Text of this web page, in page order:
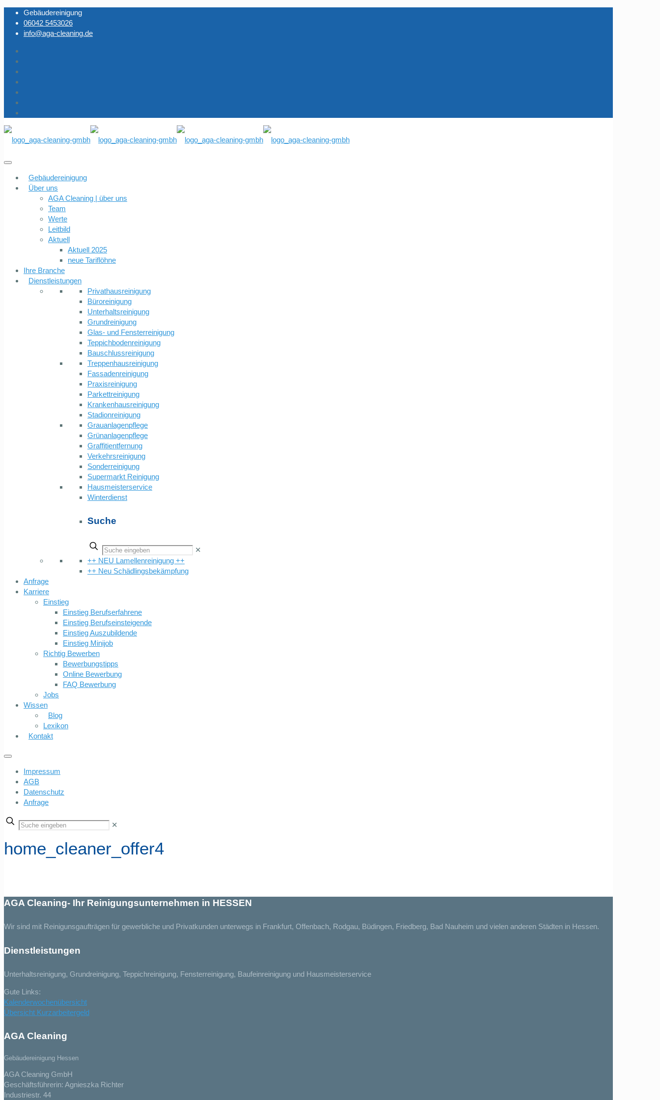
Gebäudereinigung
06042 5453026
info@aga-cleaning.de
Gebäudereinigung
Über uns
AGA Cleaning | über uns
Team
Werte
Leitbild
Aktuell
Aktuell 2025
neue Tariflöhne
Ihre Branche
Dienstleistungen
Privathausreinigung
Büroreinigung
Unterhaltsreinigung
Grundreinigung
Glas- und Fensterreinigung
Teppichbodenreinigung
Bauschlussreinigung
Treppenhausreinigung
Fassadenreinigung
Praxisreinigung
Parkettreinigung
Krankenhausreinigung
Stadionreinigung
Grauanlagenpflege
Grünanlagenpflege
Graffitientfernung
Verkehrsreinigung
Sonderreinigung
Supermarkt Reinigung
Hausmeisterservice
Winterdienst
Suche
✕
++ NEU Lamellenreinigung ++
++ Neu Schädlingsbekämpfung
Anfrage
Karriere
Einstieg
Einstieg Berufserfahrene
Einstieg Berufseinsteigende
Einstieg Auszubildende
Einstieg Minijob
Richtig Bewerben
Bewerbungstipps
Online Bewerbung
FAQ Bewerbung
Jobs
Wissen
Blog
Lexikon
Kontakt
Impressum
AGB
Datenschutz
Anfrage
✕
home_cleaner_offer4
AGA Cleaning- Ihr Reinigungsunternehmen in HESSEN
Wir sind mit Reinigunsgaufträgen für gewerbliche und Privatkunden unterwegs in Frankfurt, Offenbach, Rodgau, Büdingen, Friedberg, Bad Nauheim und vielen anderen Städten in Hessen.
Dienstleistungen
Unterhaltsreinigung, Grundreinigung, Teppichreinigung, Fensterreinigung, Baufeinreinigung und Hausmeisterservice
Gute Links:
Kalenderwochenübersicht
Übersicht Kurzarbeitergeld
AGA Cleaning
Gebäudereinigung Hessen
AGA Cleaning GmbH
Geschäftsführerin: Agnieszka Richter
Industriestr. 44